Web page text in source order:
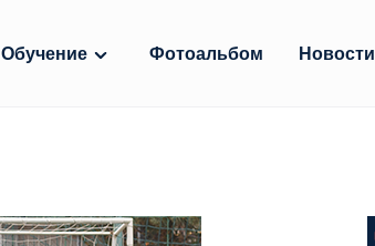
Обучение Фотоальбом Новости